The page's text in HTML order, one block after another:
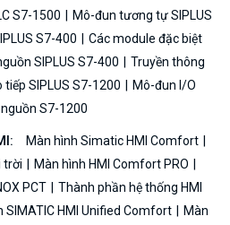
S7-1500
Mô-đun tương tự SIPLUS
S7-400
Các module đặc biệt
SIPLUS S7-400
Truyền thông
tiếp SIPLUS S7-1200
Mô-đun I/O
nguồn S7-1200
Màn hình Simatic HMI Comfort
trời
Màn hình HMI Comfort PRO
PCT
Thành phần hệ thống HMI
SIMATIC HMI Unified Comfort
Màn